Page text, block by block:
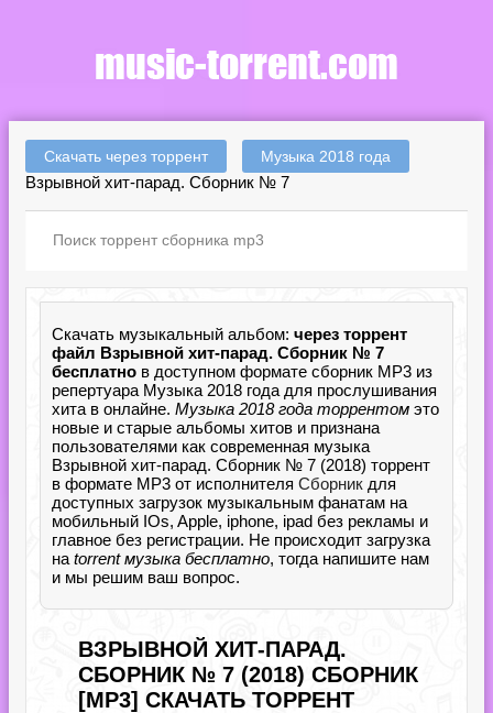
Скачать через торрент Музыка 2018 года
Взрывной хит-парад. Сборник № 7
Скачать музыкальный альбом: через торрент
файл Взрывной хит-парад. Сборник № 7
бесплатно в доступном формате сборник MP3 из
репертуара Музыка 2018 года для прослушивания
хита в онлайне. Музыка 2018 года торрентом это
новые и старые альбомы хитов и признана
пользователями как современная музыка
Взрывной хит-парад. Сборник № 7 (2018) торрент
в формате MP3 от исполнителя Сборник для
доступных загрузок музыкальным фанатам на
мобильный IOs, Apple, iphone, ipad без рекламы и
главное без регистрации. Не происходит загрузка
на torrent музыка бесплатно, тогда напишите нам
и мы решим ваш вопрос.
ВЗРЫВНОЙ ХИТ-ПАРАД.
СБОРНИК № 7 (2018) СБОРНИК
[MP3] СКАЧАТЬ ТОРРЕНТ